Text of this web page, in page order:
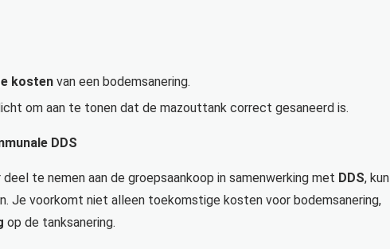
kosten van een bodemsanering.
om aan te tonen dat de mazouttank correct gesaneerd is.
DDS
te nemen aan de groepsaankoop in samenwerking met DDS, kun
Je voorkomt niet alleen toekomstige kosten voor bodemsanering,
op de tanksanering.